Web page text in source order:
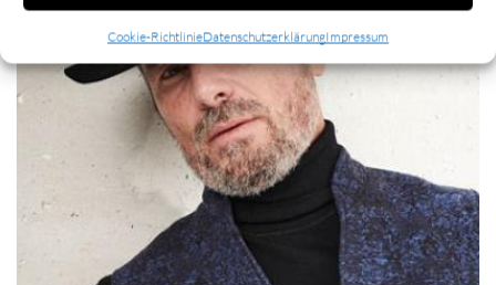
Cookie-RichtlinieDatenschutzerklärungImpressum
Kollektion